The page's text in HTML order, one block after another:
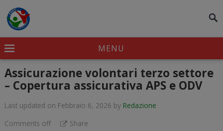
MENU
Assicurazione volontari terzo settore
– Copertura assicurativa APS e ODV
Last updated on Febbraio 6, 2026 by Redazione
Comments off
Share